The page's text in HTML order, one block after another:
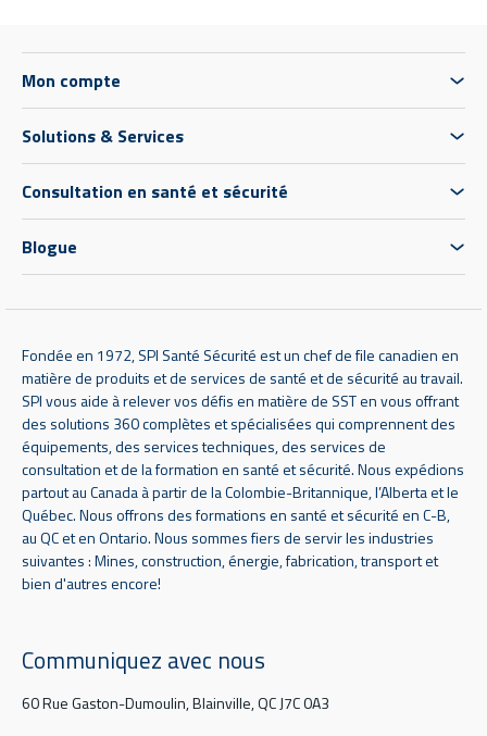
Mon compte
Solutions & Services
Consultation en santé et sécurité
Blogue
Fondée en 1972, SPI Santé Sécurité est un chef de file canadien en
matière de produits et de services de santé et de sécurité au travail.
SPI vous aide à relever vos défis en matière de SST en vous offrant
des solutions 360 complètes et spécialisées qui comprennent des
équipements, des services techniques, des services de
consultation et de la formation en santé et sécurité. Nous expédions
partout au Canada à partir de la Colombie-Britannique, l’Alberta et le
Québec. Nous offrons des formations en santé et sécurité en C-B,
au QC et en Ontario. Nous sommes fiers de servir les industries
suivantes : Mines, construction, énergie, fabrication, transport et
bien d'autres encore!
Communiquez avec nous
60 Rue Gaston-Dumoulin, Blainville, QC J7C 0A3